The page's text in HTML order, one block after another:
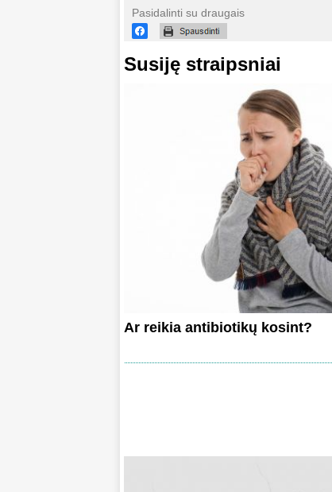
Pasidalinti su draugais
Susiję straipsniai
Ar reikia antibiotikų kosint?